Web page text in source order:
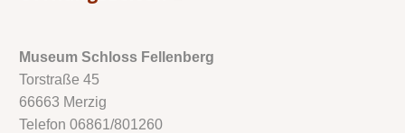
Museum Schloss Fellenberg
Torstraße 45
66663 Merzig
Telefon 06861/801260